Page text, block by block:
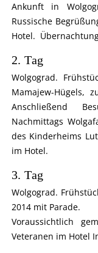
Ankunft in
Russische
Hotel.
2. Tag
Wolgograd.
Mamajew-Hügels,
Anschließend
Nachmittags
des Kinderheims
im Hotel.
3. Tag
Wolgograd.
2014 mit Parade.
Voraussichtlich
Veteranen im Hotel